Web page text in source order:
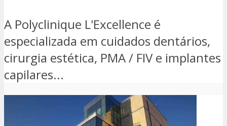
A Polyclinique L'Excellence é
especializada em cuidados dentários,
cirurgia estética, PMA / FIV e implantes
capilares...